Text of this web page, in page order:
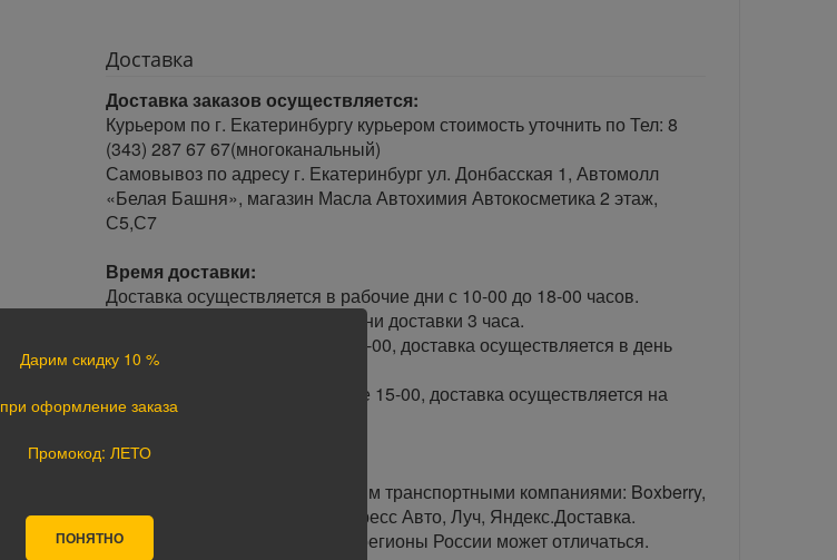
Доставка
Доставка заказов осуществляется:
Курьером по г. Екатеринбургу курьером стоимость уточнить по Тел: 8
(343) 287 67 67(многоканальный)
Самовывоз по адресу г. Екатеринбург ул. Донбасская 1, Автомолл
«Белая Башня», магазин Масла Автохимия Автокосметика 2 этаж,
С5,С7
Время доставки:
Доставка осуществляется в рабочие дни с 10-00 до 18-00 часов.
Минимальный интервал времени доставки 3 часа.
· При оформлении заказа до 15-00, доставка осуществляется в день
заказа.
· При оформлении заказа после 15-00, доставка осуществляется на
следующий день.
Доставка по России:
В любой уголок России доставим транспортными компаниями: Boxberry,
Почта России, ПЭК, GTD, Экспресс Авто, Луч, Яндекс.Доставка.
Стоимость доставки в разные регионы России может отличаться.
Дарим скидку 10 %
при оформление заказа
Промокод: ЛЕТО
ПОНЯТНО